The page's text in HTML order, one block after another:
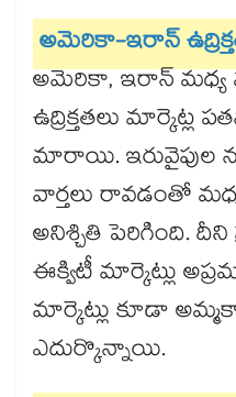
అమెరికా-ఇరాన్
అమెరికా, ఇరాన్ మధ్య
ఉద్రిక్తతలు మార్కెట్ల
మారాయి. ఇరువైపుల
వార్తలు రావడంతో
అనిశ్చితి పెరిగింది.
ఈక్విటీ మార్కెట్లు
మార్కెట్లు కూడా
ఎదుర్కొన్నాయి.